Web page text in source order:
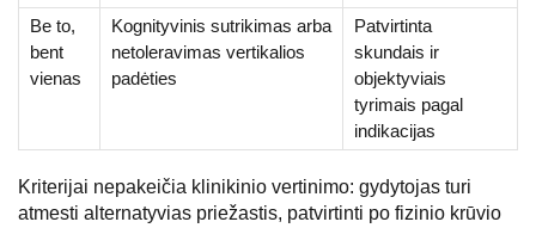
Be to,
bent
vienas
Kognityvinis sutrikimas arba
netoleravimas vertikalios
padėties
Patvirtinta
skundais ir
objektyviais
tyrimais pagal
indikacijas
Kriterijai nepakeičia klinikinio vertinimo: gydytojas turi
atmesti alternatyvias priežastis, patvirtinti po fizinio krūvio